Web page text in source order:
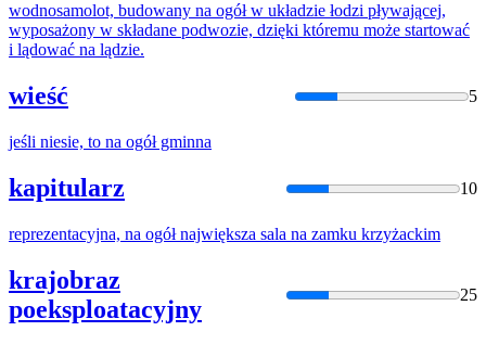
wodnosamolot, budowany na ogółw układzie łodzi pływającej,
wyposażony w składane podwozie, dzięki któremu może startować
i lądować na lądzie.
wieść 5
jeśli niesie, to na ogółgminna
kapitularz 10
reprezentacyjna, na ogółnajwiększa sala na zamku krzyżackim
krajobraz
poeksploatacyjny
25